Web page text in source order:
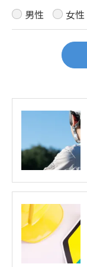
きにつきまし
男性 女性